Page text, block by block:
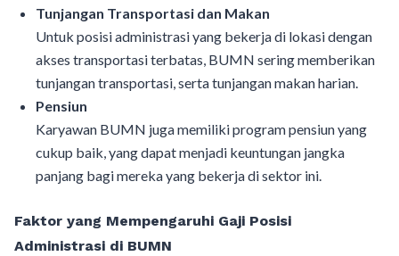
Tunjangan Transportasi dan Makan
Untuk posisi administrasi yang bekerja di lokasi dengan
akses transportasi terbatas, BUMN sering memberikan
tunjangan transportasi, serta tunjangan makan harian.
Pensiun
Karyawan BUMN juga memiliki program pensiun yang
cukup baik, yang dapat menjadi keuntungan jangka
panjang bagi mereka yang bekerja di sektor ini.
Faktor yang Mempengaruhi Gaji Posisi
Administrasi di BUMN